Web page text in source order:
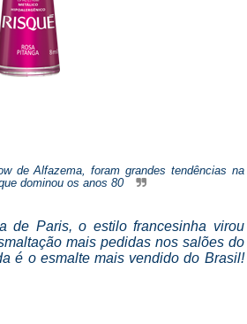
de Alfazema, foram grandes tendências na
dominou os anos 80
de Paris, o estilo francesinha virou
mais pedidas nos salões do
é o esmalte mais vendido do Brasil!